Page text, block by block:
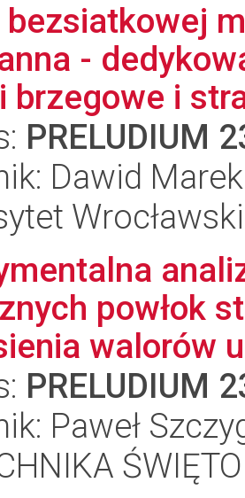
bezsiatkowej
-
brzegowe i
PRELUDIUM
Dawid
Wrocławski
powłok
walorów
PRELUDIUM
Paweł